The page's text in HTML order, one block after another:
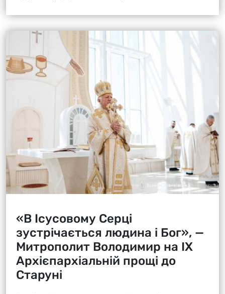
«В Ісусовому Серці
зустрічається людина і Бог», —
Митрополит Володимир на ІХ
Архієпархіальній прощі до
Старуні